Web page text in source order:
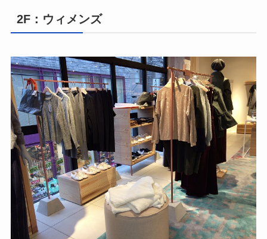
2F：ウィメンズ